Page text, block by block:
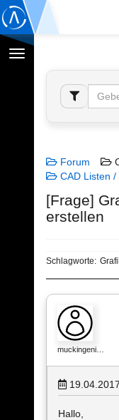
Navigation
umschalten
Forum
CAD Listen /
[Frage]
erstellen
Schlagworte:
muckingeni…
Hallo,